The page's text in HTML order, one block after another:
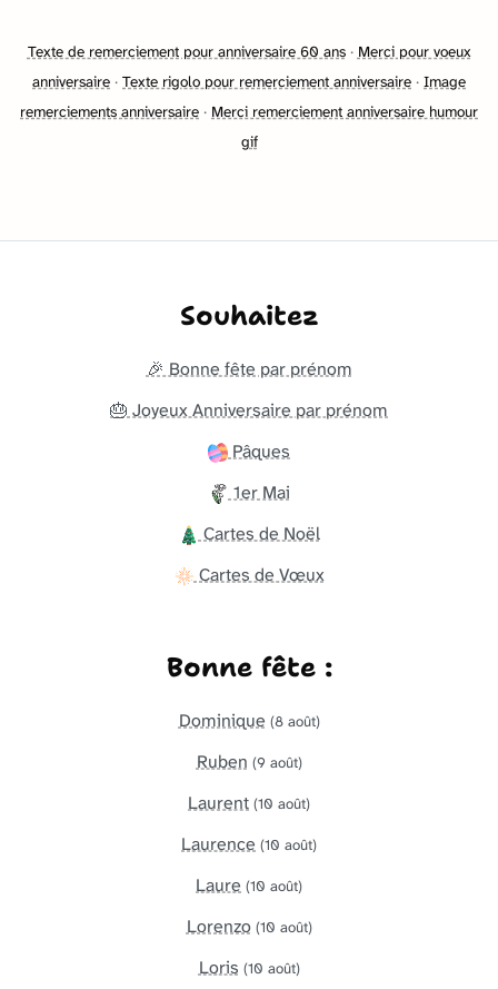
Texte de remerciement pour anniversaire 60 ans· Merci pour voeux
anniversaire · Texte rigolo pour remerciement anniversaire · Image
remerciements anniversaire · Merci remerciement anniversaire humour
gif
Souhaitez
🎉 Bonne fête par prénom
🎂 Joyeux Anniversaire par prénom
Pâques
1er Mai
Cartes de Noël
Cartes de Vœux
Bonne fête :
Dominique (8 août)
Ruben (9 août)
Laurent (10 août)
Laurence (10 août)
Laure (10 août)
Lorenzo (10 août)
Loris (10 août)